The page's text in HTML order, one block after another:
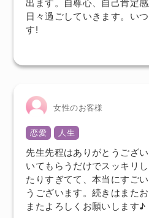
出ます。自尊心、自己肯定
日々過ごしていきます。い
す!
女性のお客様
恋愛 人生
先生先程はありがとうござ
いてもらうだけでスッキリ
たりすぎてて、本当にすご
うございます。続きはまた
またよろしくお願いします♪